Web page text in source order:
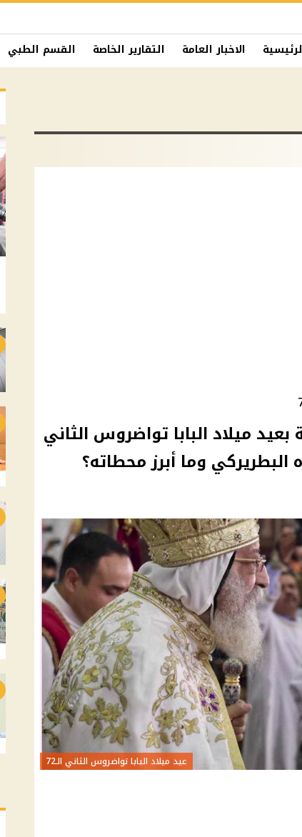
الاخبار العامة التقارير الخاصة القسم الطبي
ميلاد البابا تواضروس الثاني
عيد ميلاد البابا تواضروس الثاني الـ72